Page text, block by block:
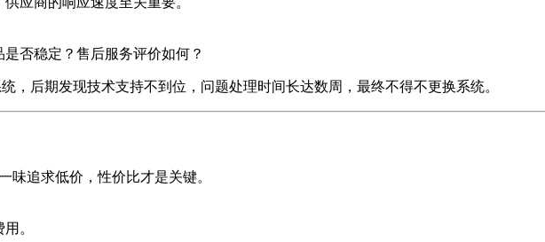
否稳定？售后服务评价如何？
，后期发现技术支持不到位，问题处理时间长达数周，最终不得不更换系统。
味追求低价，性价比才是关键。
。